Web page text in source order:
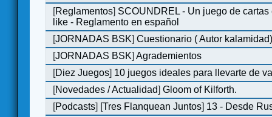
[Reglamentos] SCOUNDREL - Un juego de
like - Reglamento en español
[JORNADAS BSK]Cuestionario ( Autor
[JORNADAS BSK]Agrademientos
[Diez Juegos] 10 juegos ideales para llevarte de
[Novedades / Actualidad]Gloom of Kilforth.
[Podcasts] [Tres Flanquean Juntos] 13 - Desde